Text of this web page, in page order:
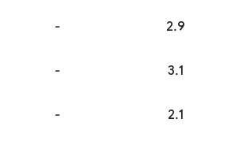
- 2.9
- 3.1
- 2.1